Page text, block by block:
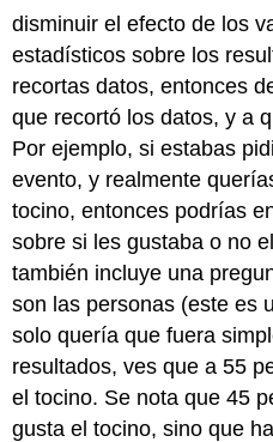
disminuir el efecto de los
estadísticos sobre los
recortas datos, entonces
que recortó los datos, y a
Por ejemplo, si estabas
evento, y realmente
tocino, entonces podrías
sobre si les gustaba o no
también incluye una
son las personas (este es
solo quería que fuera
resultados, ves que a 55
el tocino. Se nota que 45
gusta el tocino, sino que